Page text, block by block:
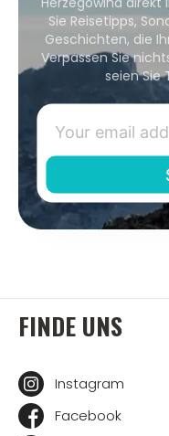
Sie Reisetipps,
Geschichten, die
Verpassen Sie
seien Sie
FINDE UNS
Instagram
Facebook